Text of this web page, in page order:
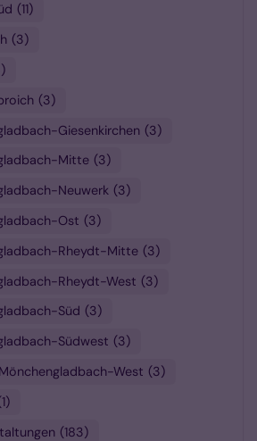
11
3
3
Giesenkirchen 3
Mitte
3
Neuwerk 3
Ost 3
Rheydt-Mitte 3
Rheydt-West 3
Süd
3
Südwest 3
West 3
1
183